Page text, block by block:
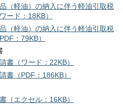
（軽油）の納入に伴う軽油引取税
ード：18KB）
（軽油）の納入に伴う軽油引取税
：79KB）
書（ワード：22KB）
書（PDF：186KB）
（エクセル：16KB）